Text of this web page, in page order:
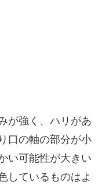
が強く、ハリがあ
口の軸の部分が小
い可能性が大きい
しているものはよ